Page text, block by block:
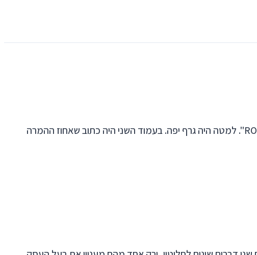
לפני כמה חודשים לקוח חדש הראה לי דוח שהסוכנות הקודמת שלו שלחה. בכותרת היה כתוב באותיות גדולות: "ROI 4.2x". למטה היה גרף יפה. בעמוד השני היה כתוב שאחוז ההמרה